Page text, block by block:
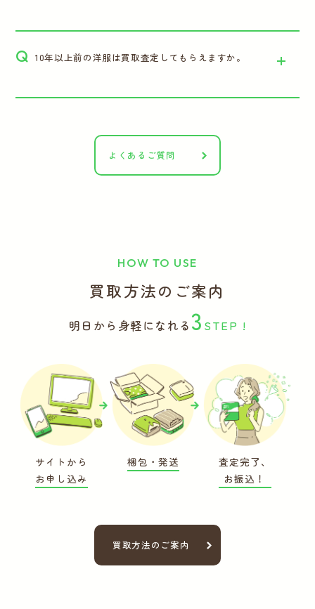
Q 10年以上前の洋服は買取査定してもらえますか。
よくあるご質問
HOW TO USE
買取方法のご案内
明日から身軽になれる 3 STEP !
サイトから
お申し込み
梱包・発送
査定完了、
お振込！
買取方法のご案内